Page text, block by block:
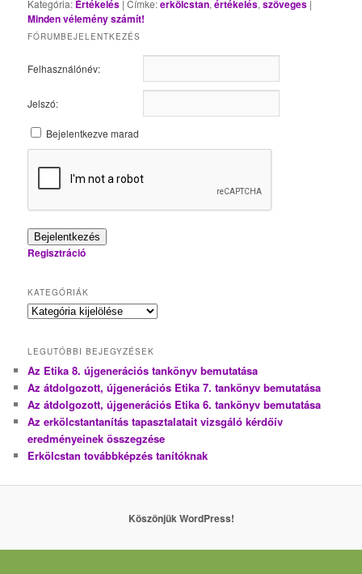
Kategória: Értékelés |Címke:erkölcstan,értékelés,szöveges |
Minden vélemény számít!
FÓRUMBEJELENTKEZÉS
Felhasználónév:
Jelszó:
Bejelentkezve marad
Bejelentkezés
Regisztráció
KATEGÓRIÁK
Kategóriák
LEGUTÓBBI BEJEGYZÉSEK
Az Etika 8. újgenerációs tankönyv bemutatása
Az átdolgozott, újgenerációs Etika 7. tankönyv bemutatása
Az átdolgozott, újgenerációs Etika 6. tankönyv bemutatása
Az erkölcstantanítás tapasztalatait vizsgáló kérdőív
eredményeinek összegzése
Erkölcstan továbbképzés tanítóknak
Köszönjük WordPress!